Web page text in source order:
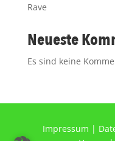
Rave
Neueste
Es sind keine
Impressum |